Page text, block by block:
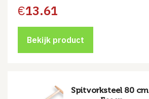
€13.61
Bekijk product
Spitvorksteel 80 cm |